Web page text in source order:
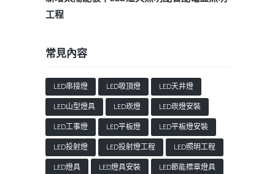
工程
常見內容
LED串接燈 LED吸頂燈
LED天井燈
LED山型燈具
LED崁燈
LED崁燈安裝
LED工事燈
LED平板燈
LED平板燈安裝
LED投射燈
LED投射燈工程
LED照明工程
LED燈具
LED燈具安裝
LED節能標章燈具